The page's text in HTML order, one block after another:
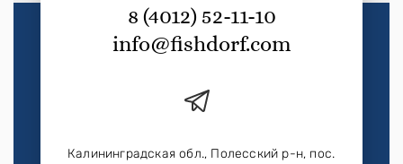
8 (4012) 52-11-10
info@fishdorf.com
Калининградская обл., Полесский р-н, пос.